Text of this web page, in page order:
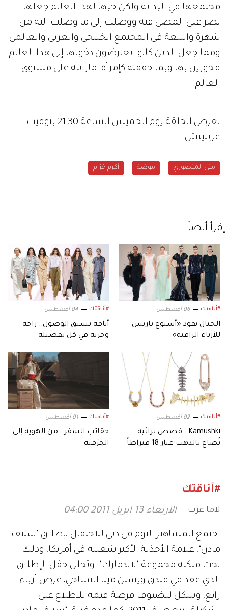
مجتمعها في البداية ولكن حبها لهذا العالم جعلها
تصر على المضي فيه ووصلت إلى ما وصلت اليه من
شهرة واسعة في المجتمع الخليجي والعربي والعالمي
ومما جعل الذين كانوا يعارضون دخولها إلى هذا العالم
فخورين بها وبما حققته كإمرأة اماراتية على مستوى
العالم.
تعرض الحلقة يوم الخميس الساعة 21:30 بتوقيت
غرينيتش
منى المنصوري موضة أكرم خزام
إقرأ أيضاً
#أناقتك 06 أغسطس
الخيال يقود «أسبوع باريس
للأزياء الراقية»
#أناقتك 04 أغسطس
أناقة تسبق الوصول.. راحة
وحرية في كل تفصيلة
#أناقتك 02 أغسطس
Kamushki.. قصص تراثية
تُصاغ بالذهب عيار 18 قيراطاً
#أناقتك 01 أغسطس
حقائب السفر.. من الهوية إلى
الحِرَفية
#أناقتك
لاما عزت الأربعاء 13 ابريل 2011 04:00
اجتمع المشاهير اليوم في دبي للاحتفال بإطلاق "ستيف
مادن"، علامة الأحذية الأكثر شعبية في أمريكا، وذلك
تحت ملكية مجموعة "لاندمارك". وتخلل حفل الإطلاق
الذي عقد في فندق ويستن مينا السياحي، عرض أزياء
رائع، وشكل للضيوف فرصة قيمة للاطلاع على